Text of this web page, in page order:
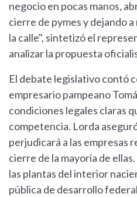
negocio en pocas manos,
cierre de pymes y dejando
la calle", sintetizó el
analizar la propuesta
El debate legislativo contó
empresario pampeano
condiciones legales claras
competencia. Lorda
perjudicará a las empresas
cierre de la mayoría de
las plantas del interior
pública de desarrollo